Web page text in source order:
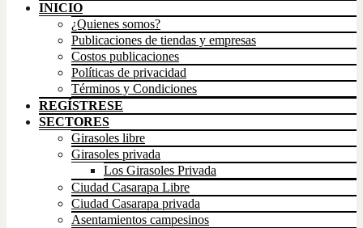
INICIO
¿Quienes somos?
Publicaciones de tiendas y empresas
Costos publicaciones
Políticas de privacidad
Términos y Condiciones
REGÍSTRESE
SECTORES
Girasoles libre
Girasoles privada
Los Girasoles Privada
Ciudad Casarapa Libre
Ciudad Casarapa privada
Asentamientos campesinos